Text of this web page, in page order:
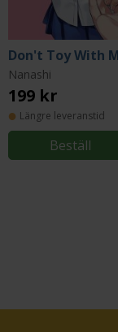
Nanashi
199 kr
Längre leveranstid
Beställ